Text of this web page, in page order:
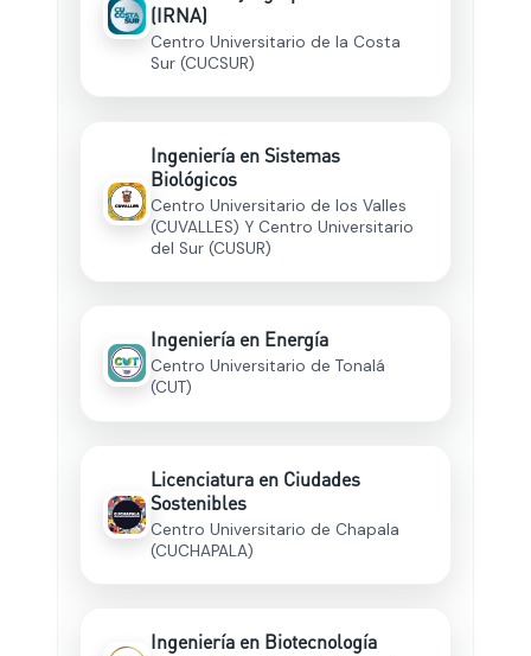
(IRNA)
Centro Universitario de la Costa
Sur (CUCSUR)
Ingeniería en Sistemas
Biológicos
Centro Universitario de los Valles
(CUVALLES) Y Centro Universitario
del Sur (CUSUR)
Ingeniería en Energía
Centro Universitario de Tonalá
(CUT)
Licenciatura en Ciudades
Sostenibles
Centro Universitario de Chapala
(CUCHAPALA)
Ingeniería en Biotecnología